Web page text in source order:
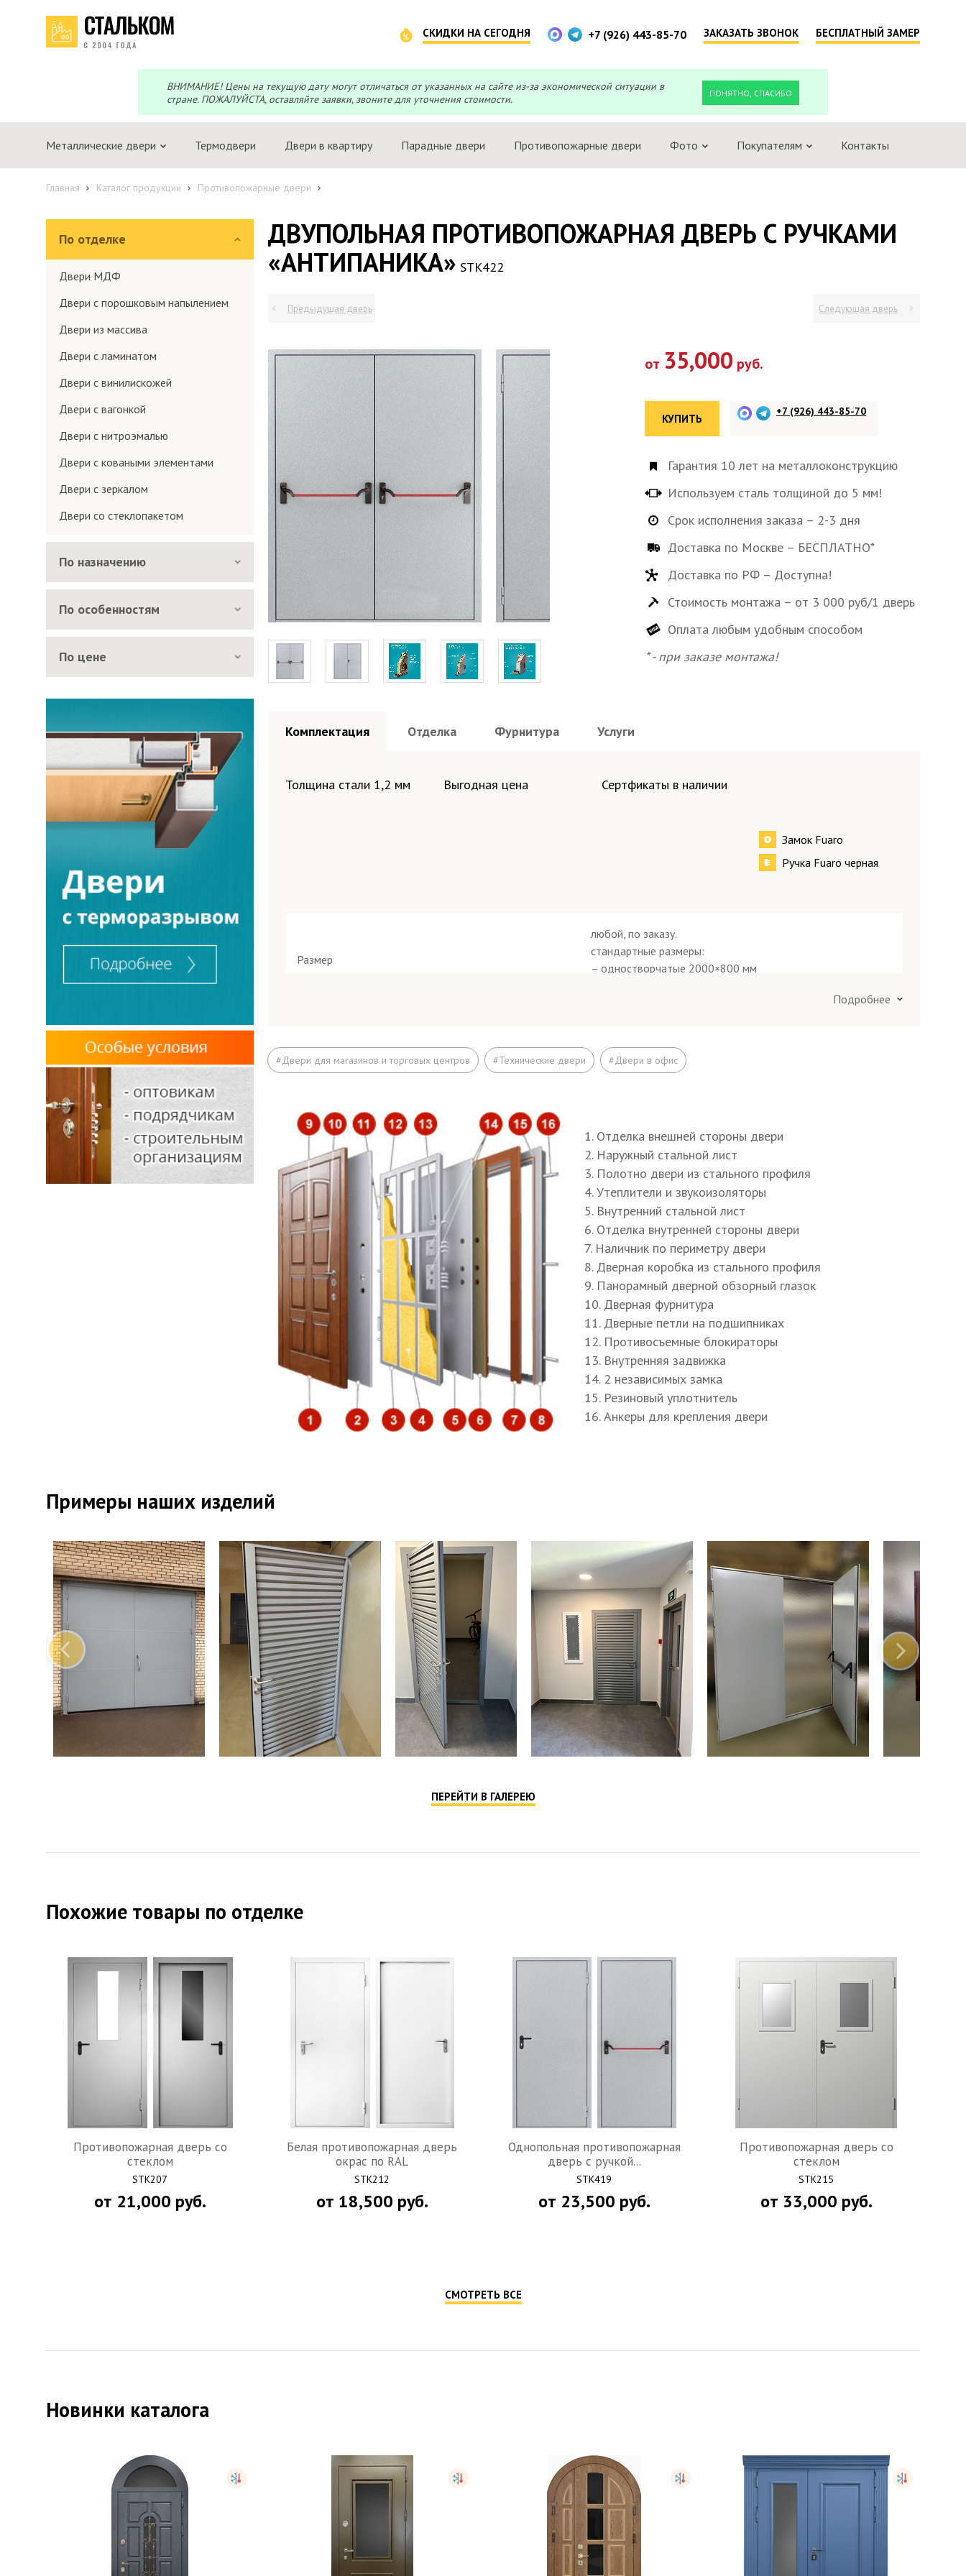
СКИДКИ НА СЕГОДНЯ +7 (926) 443-85-70 ЗАКАЗАТЬ ЗВОНОК БЕСПЛАТНЫЙ ЗАМЕР
ВНИМАНИЕ! Цены на текущую дату могут отличаться от указанных на сайте из-за экономической ситуации в
стране. ПОЖАЛУЙСТА, оставляйте заявки, звоните для уточнения стоимости.
ПОНЯТНО, СПАСИБО
Металлические двери Термодвери Двери в квартиру Парадные двери Противопожарные двери Фото Покупателям Контакты
Главная Каталог продукции Противопожарные двери
По отделке
Двери МДФ
Двери с порошковым напылением
Двери из массива
Двери с ламинатом
Двери с винилискожей
Двери с вагонкой
Двери с нитроэмалью
Двери с коваными элементами
Двери с зеркалом
Двери со стеклопакетом
По назначению
По особенностям
По цене
ДВУПОЛЬНАЯ ПРОТИВОПОЖАРНАЯ ДВЕРЬ С РУЧКАМИ
«АНТИПАНИКА» STK422
Предыдущая дверь Следующая дверь
от 35,000 руб.
КУПИТЬ
+7 (926) 443-85-70
Гарантия 10 лет на металлоконструкцию
Используем сталь толщиной до 5 мм!
Срок исполнения заказа – 2-3 дня
Доставка по Москве – БЕСПЛАТНО*
Доставка по РФ – Доступна!
Стоимость монтажа – от 3 000 руб/1 дверь
Оплата любым удобным способом
* - при заказе монтажа!
Комплектация Отделка Фурнитура Услуги
Окрас полотна и коробки по RAL - порошок
Варианты окраса полотна и коробки - порошок
#Двери для магазинов и торговых центров #Технические двери #Двери в офис
6. Отделка внутренней стороны двери
7. Наличник по периметру двери
8. Дверная коробка из стального профиля
9. Панорамный дверной обзорный глазок
10. Дверная фурнитура
11. Дверные петли на подшипниках
12. Противосъемные блокираторы
13. Внутренняя задвижка
14. 2 независимых замка
15. Резиновый уплотнитель
16. Анкеры для крепления двери
ПЕРЕЙТИ В ГАЛЕРЕЮ
Противопожарная дверь со
стеклом
STK207
21,000руб.
Белая противопожарная дверь
окрас по RAL
18,500 руб.
Однопольная противопожарная
дверь с ручкой...
STK419
от 23,500 руб.
Противопожарная дверь со
стеклом
Telegram
Max
Перезвоним?